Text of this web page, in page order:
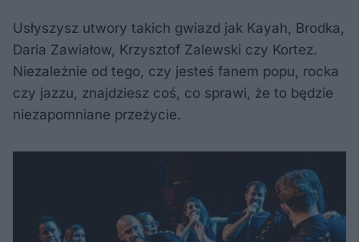
Usłyszysz utwory takich gwiazd jak Kayah, Brodka,
Daria Zawiałow, Krzysztof Zalewski czy Kortez.
Niezależnie od tego, czy jesteś fanem popu, rocka
czy jazzu, znajdziesz coś, co sprawi, że to będzie
niezapomniane przeżycie.